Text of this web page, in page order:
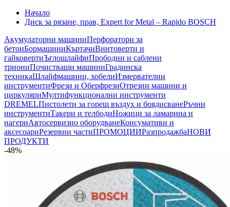
Начало
Диск за рязане, прав, Expert for Metal – Rapido BOSCH
Акумулаторни машиниПерфоратори за
бетонБормашиниКъртачиВинтоверти и
гайковертиЪглошлайфиПрободни и саблени
триониПочистващи машиниГрадинска
техникаШлайфмашини, хобелиИзмервателни
инструментиФрези и ОберфрезиОтрезни машини и
циркуляриМултифункционални инструменти
DREMELПистолети за горещ въздух и боядисванеРъчни
инструментиТакери и телбодиНожици за ламарина и
нагериАвтосервизно оборудванеКонсумативи и
аксесоариРезервни частиПРОМОЦИИРазпродажбаНОВИ
ПРОДУКТИ
-48%